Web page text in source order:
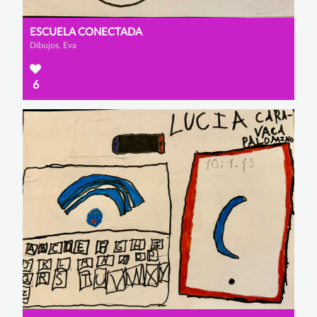
ESCUELA CONECTADA
Dibujos, Eva
6